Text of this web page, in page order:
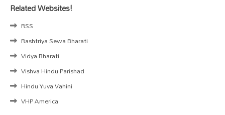
Related Websites!
RSS
Rashtriya Sewa Bharati
Vidya Bharati
Vishva Hindu Parishad
Hindu Yuva Vahini
VHP America